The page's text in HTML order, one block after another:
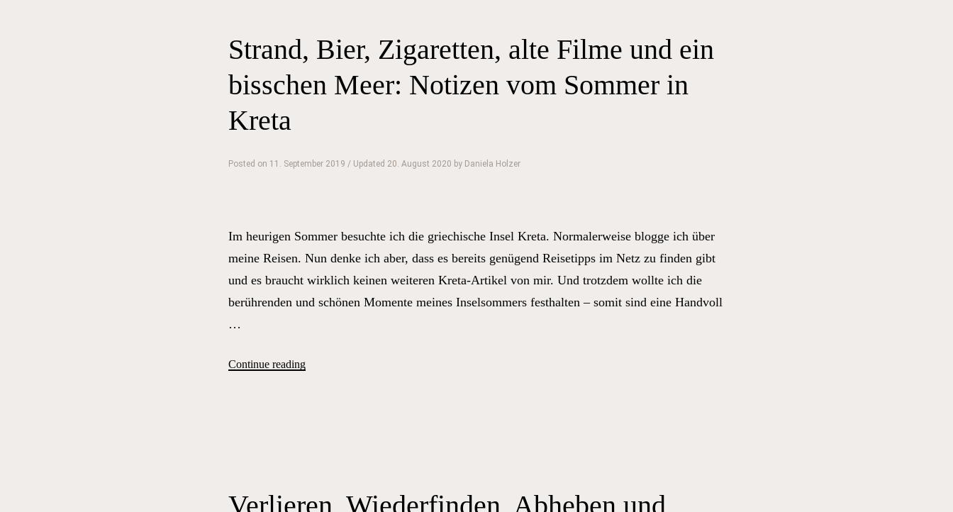
Strand, Bier, Zigaretten, alte Filme und ein
bisschen Meer: Notizen vom Sommer in
Kreta
Posted on 11. September 2019 / Updated 20. August 2020 by Daniela Holzer
Im heurigen Sommer besuchte ich die griechische Insel Kreta. Normalerweise blogge ich über
meine Reisen. Nun denke ich aber, dass es bereits genügend Reisetipps im Netz zu finden gibt
und es braucht wirklich keinen weiteren Kreta-Artikel von mir. Und trotzdem wollte ich die
berührenden und schönen Momente meines Inselsommers festhalten – somit sind eine Handvoll
…
Continue reading„Strand,
bisschen
Verlieren, Wiederfinden, Abheben und